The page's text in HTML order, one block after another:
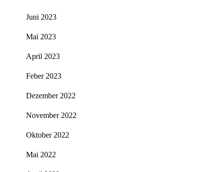
Juni 2023
Mai 2023
April 2023
Feber 2023
Dezember 2022
November 2022
Oktober 2022
Mai 2022